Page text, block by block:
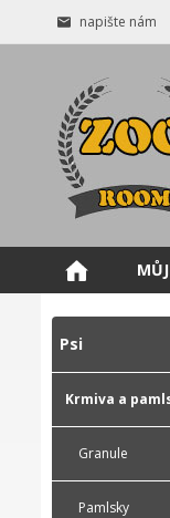
napište nám
Psi
Krmiva a
Granule
Pamlsky